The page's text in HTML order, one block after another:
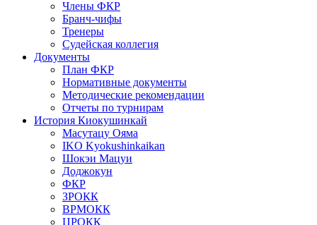
Члены ФКР
Бранч-чифы
Тренеры
Судейская коллегия
Документы
План ФКР
Нормативные документы
Методические рекомендации
Отчеты по турнирам
История Киокушинкай
Масутацу Ояма
IKO Kyokushinkaikan
Шокэи Мацуи
Доджокун
ФКР
ЗРОКК
ВРМОКК
ЦРОКК